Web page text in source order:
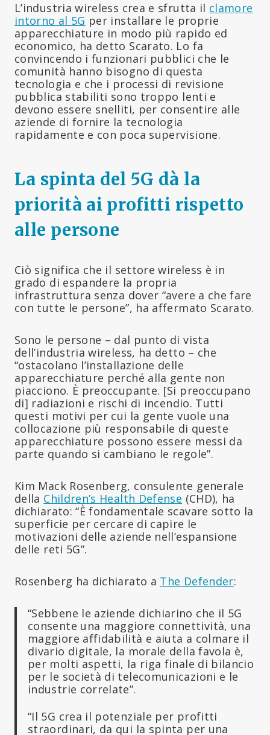
L’industria wireless crea e sfrutta il clamore
intorno al 5G per installare le proprie
apparecchiature in modo più rapido ed
economico, ha detto Scarato. Lo fa
convincendo i funzionari pubblici che le
comunità hanno bisogno di questa
tecnologia e che i processi di revisione
pubblica stabiliti sono troppo lenti e
devono essere snelliti, per consentire alle
aziende di fornire la tecnologia
rapidamente e con poca supervisione.
La spinta del 5G dà la
priorità ai profitti rispetto
alle persone
Ciò significa che il settore wireless è in
grado di espandere la propria
infrastruttura senza dover “avere a che fare
con tutte le persone”, ha affermato Scarato.
Sono le persone – dal punto di vista
dell’industria wireless, ha detto – che
“ostacolano l’installazione delle
apparecchiature perché alla gente non
piacciono. È preoccupante. [Si preoccupano
di] radiazioni e rischi di incendio. Tutti
questi motivi per cui la gente vuole una
collocazione più responsabile di queste
apparecchiature possono essere messi da
parte quando si cambiano le regole”.
Kim Mack Rosenberg, consulente generale
della Children’s Health Defense (CHD), ha
dichiarato: “È fondamentale scavare sotto la
superficie per cercare di capire le
motivazioni delle aziende nell’espansione
delle reti 5G”.
Rosenberg ha dichiarato a The Defender:
“Sebbene le aziende dichiarino che il 5G
consente una maggiore connettività, una
maggiore affidabilità e aiuta a colmare il
divario digitale, la morale della favola è,
per molti aspetti, la riga finale di bilancio
per le società di telecomunicazioni e le
industrie correlate”.
“Il 5G crea il potenziale per profitti
straordinari, da qui la spinta per una